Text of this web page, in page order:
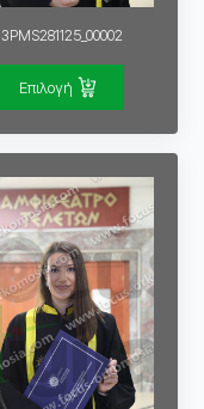
3PMS281125_00002
Επιλογή